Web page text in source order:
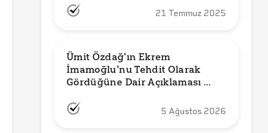
21 Temmuz 2025
Ümit Özdağ'ın Ekrem
İmamoğlu'nu Tehdit Olarak
Gördüğüne Dair Açıklaması
5 Ağustos 2026